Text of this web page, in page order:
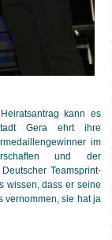
kann es
Gera ehrt ihre
im
und der
Teamsprint-
wissen, dass er seine
vernommen, sie hat ja